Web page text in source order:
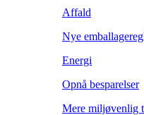
Affald
Nye
Energi
Opnå besparelser
Mere miljøvenlig